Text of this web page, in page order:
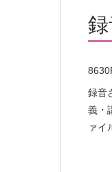
録音
義・
ァイ